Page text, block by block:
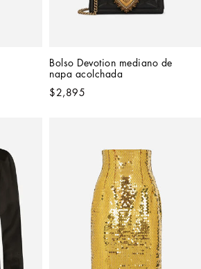
Bolso Devotion mediano de
napa acolchada
$2,895